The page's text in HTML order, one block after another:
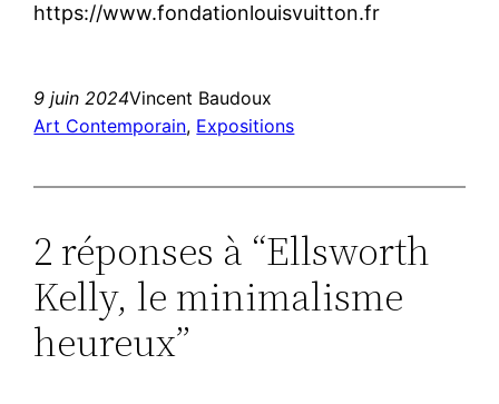
https://www.fondationlouisvuitton.fr
9 juin 2024Vincent Baudoux
Art Contemporain, Expositions
2 réponses à “Ellsworth
Kelly, le minimalisme
heureux”